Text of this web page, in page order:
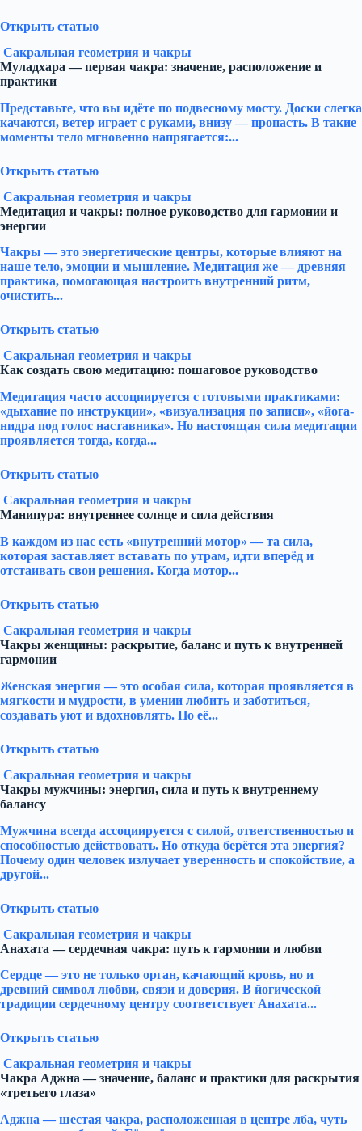
Открыть статью
Сакральная геометрия и чакры
Муладхара — первая чакра: значение, расположение и
практики
Представьте, что вы идёте по подвесному мосту. Доски слегка
качаются, ветер играет с руками, внизу — пропасть. В такие
моменты тело мгновенно напрягается:...
Открыть статью
Сакральная геометрия и чакры
Медитация и чакры: полное руководство для гармонии и
энергии
Чакры — это энергетические центры, которые влияют на
наше тело, эмоции и мышление. Медитация же — древняя
практика, помогающая настроить внутренний ритм,
очистить...
Открыть статью
Сакральная геометрия и чакры
Как создать свою медитацию: пошаговое руководство
Медитация часто ассоциируется с готовыми практиками:
«дыхание по инструкции», «визуализация по записи», «йога-
нидра под голос наставника». Но настоящая сила медитации
проявляется тогда, когда...
Открыть статью
Сакральная геометрия и чакры
Манипура: внутреннее солнце и сила действия
В каждом из нас есть «внутренний мотор» — та сила,
которая заставляет вставать по утрам, идти вперёд и
отстаивать свои решения. Когда мотор...
Открыть статью
Сакральная геометрия и чакры
Чакры женщины: раскрытие, баланс и путь к внутренней
гармонии
Женская энергия — это особая сила, которая проявляется в
мягкости и мудрости, в умении любить и заботиться,
создавать уют и вдохновлять. Но её...
Открыть статью
Сакральная геометрия и чакры
Чакры мужчины: энергия, сила и путь к внутреннему
балансу
Мужчина всегда ассоциируется с силой, ответственностью и
способностью действовать. Но откуда берётся эта энергия?
Почему один человек излучает уверенность и спокойствие, а
другой...
Открыть статью
Сакральная геометрия и чакры
Анахата — сердечная чакра: путь к гармонии и любви
Сердце — это не только орган, качающий кровь, но и
древний символ любви, связи и доверия. В йогической
традиции сердечному центру соответствует Анахата...
Открыть статью
Сакральная геометрия и чакры
Чакра Аджна — значение, баланс и практики для раскрытия
«третьего глаза»
Аджна — шестая чакра, расположенная в центре лба, чуть